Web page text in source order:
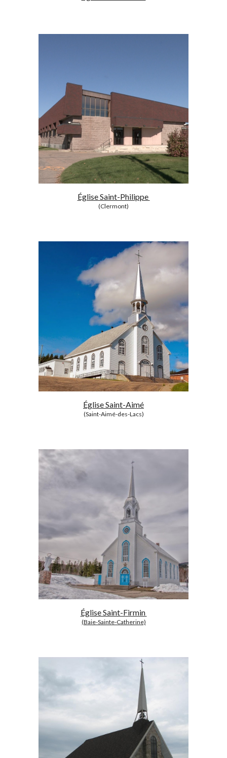
Église Saint-Philippe
(Clermont)
Église Saint-Aimé
(Saint-Aimé-des-Lacs)
Église Saint-Firmin
(Baie-Sainte-Catherine)